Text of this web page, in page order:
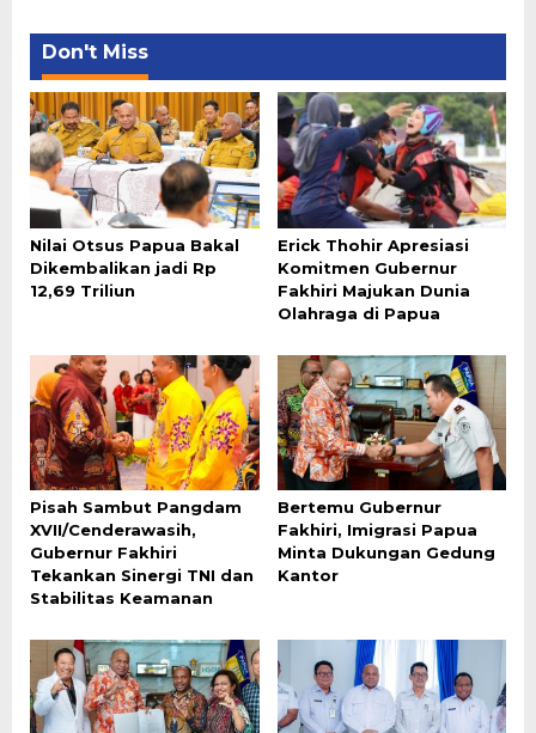
Don't Miss
Nilai Otsus Papua Bakal
Dikembalikan jadi Rp
12,69 Triliun
Erick Thohir Apresiasi
Komitmen Gubernur
Fakhiri Majukan Dunia
Olahraga di Papua
Pisah Sambut Pangdam
XVII/Cenderawasih,
Gubernur Fakhiri
Tekankan Sinergi TNI dan
Stabilitas Keamanan
Bertemu Gubernur
Fakhiri, Imigrasi Papua
Minta Dukungan Gedung
Kantor